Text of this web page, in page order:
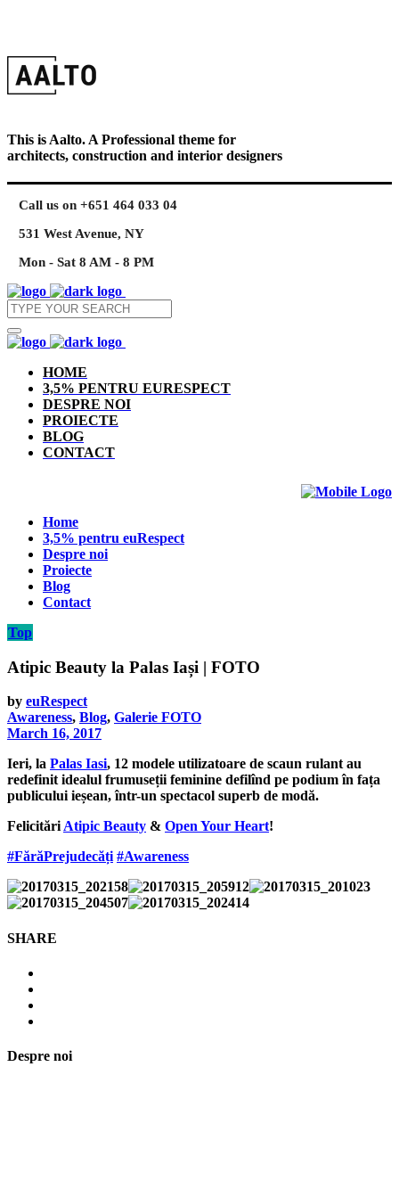
This is Aalto. A Professional theme for
architects, construction and interior designers
Call us on +651 464 033 04
531 West Avenue, NY
Mon - Sat 8 AM - 8 PM
HOME
3,5% PENTRU EURESPECT
DESPRE NOI
PROIECTE
BLOG
CONTACT
Home
3,5% pentru euRespect
Despre noi
Proiecte
Blog
Contact
Top
Atipic Beauty la Palas Iași | FOTO
by euRespect
Awareness, Blog, Galerie FOTO
March 16, 2017
Ieri, la Palas Iasi, 12 modele utilizatoare de scaun rulant au
redefinit idealul frumuseții feminine defilînd pe podium în fața
publicului ieșean, într-un spectacol superb de modă.
FelicităriAtipic Beauty & Open Your Heart!
#FărăPrejudecăți #Awareness
SHARE
Despre noi